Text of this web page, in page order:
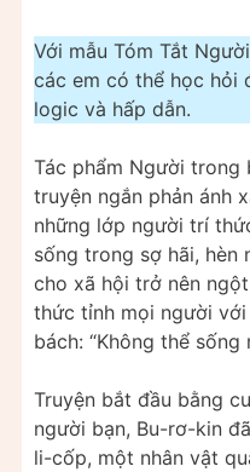
Với mẫu Tóm Tắt
các em có thể học hỏi
logic và hấp dẫn.
Tác phẩm Người trong
truyện ngắn phản ánh
những lớp người trí
sống trong sợ hãi, hèn
cho xã hội trở nên
thức tỉnh mọi người
bách: “Không thể
Truyện bắt đầu bằng
người bạn, Bu-rơ-kin
li-cốp, một nhân vật